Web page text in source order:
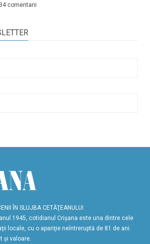
comentarii
ÎN SLUJBA CETĂŢEANULUI
1945, cotidianul Crişana este una dintre cele
locale, cu o apariţie neîntreruptă de 81 de ani.
şi valoare.